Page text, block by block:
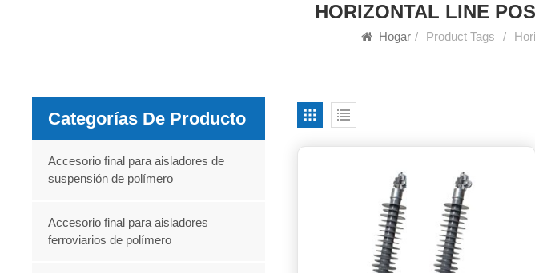
HORIZONTAL LINE
Hogar / Product Tags /
Categorías De Producto
Accesorio final para aisladores de
suspensión de polímero
Accesorio final para aisladores
ferroviarios de polímero